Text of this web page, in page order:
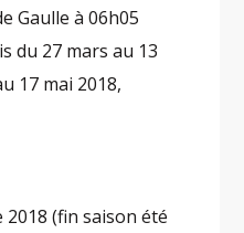
Gaulle à 06h05
du 27 mars au 13
17 mai 2018,
(fin saison été